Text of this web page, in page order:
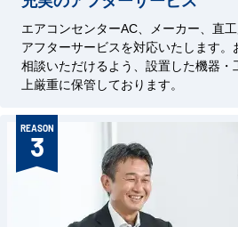
エアコンセンターAC、メーカー、直
アフターサービスを対応いたします
相談いただけるよう、設置した機器・
上厳重に保管しております。
REASON
3